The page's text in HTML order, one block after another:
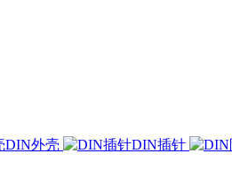
DIN外壳 DIN插针